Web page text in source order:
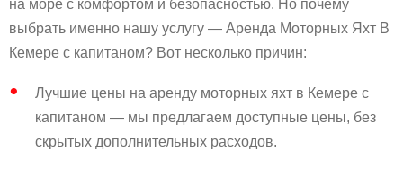
на море с комфортом и безопасностью. Но почему
выбрать именно нашу услугу — Аренда Моторных Яхт В
Кемере с капитаном? Вот несколько причин:
Лучшие цены на аренду моторных яхт в Кемере с
капитаном — мы предлагаем доступные цены, без
скрытых дополнительных расходов.